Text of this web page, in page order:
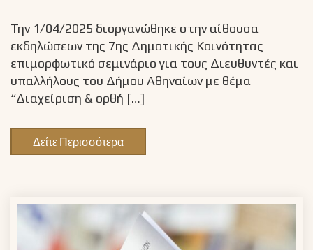
Την 1/04/2025 διοργανώθηκε στην αίθουσα
εκδηλώσεων της 7ης Δημοτικής Κοινότητας
επιμορφωτικό σεμινάριο για τους Διευθυντές και
υπαλλήλους του Δήμου Αθηναίων με θέμα
“Διαχείριση & ορθή […]
Δείτε Περισσότερα